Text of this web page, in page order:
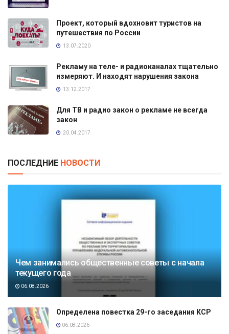
Проект, который вдохновит туристов на
путешествия по России
13.07.2020
Рекламу на теле- и радиоканалах тщательно
измеряют. И находят нарушения закона
13.12.2017
Для ТВ и радио закон о рекламе не всегда
закон
20.04.2017
ПОСЛЕДНИЕ НОВОСТИ
Чем занимались общественные советы с начала
текущего года
06.08.2026
Определена повестка 29-го заседания КСР
06.08.2026